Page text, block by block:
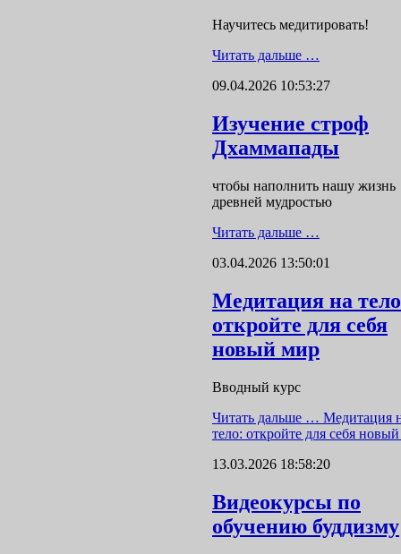
Научитесь медитировать!
Читать дальше …
09.04.2026 10:53:27
Изучение строф
Дхаммапады
чтобы наполнить нашу жизнь
древней мудростью
Читать дальше …
03.04.2026 13:50:01
Медитация на
откройте для себя
новый мир
Вводный курс
Читать дальше … Медитация
тело: откройте для себя
13.03.2026 18:58:20
Видеокурсы по
обучению буддизму